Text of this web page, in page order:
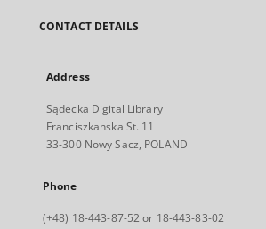
CONTACT DETAILS
Address
Sądecka Digital Library
Franciszkanska St. 11
33-300 Nowy Sacz, POLAND
Phone
(+48) 18-443-87-52 or 18-443-83-02